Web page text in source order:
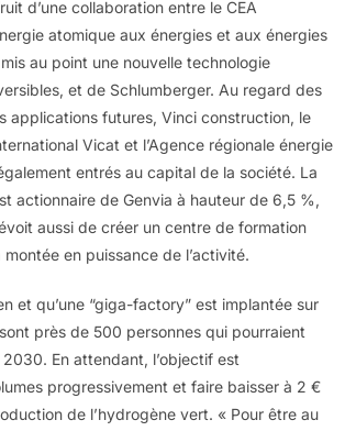
d’une collaboration entre le CEA
atomique aux énergies et aux énergies
au point une nouvelle technologie
et de Schlumberger. Au regard des
applications futures, Vinci construction, le
Vicat et l’Agence régionale énergie
entrés au capital de la société. La
actionnaire de Genvia à hauteur de 6,5 %,
aussi de créer un centre de formation
en puissance de l’activité.
et qu’une “giga-factory” est implantée sur
près de 500 personnes qui pourraient
En attendant, l’objectif est
progressivement et faire baisser à 2 €
de l’hydrogène vert. « Pour être au